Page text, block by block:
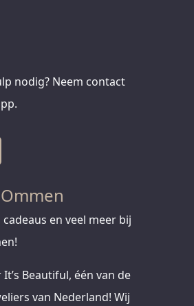
nodig? Neem contact
en veel meer bij
Beautiful, één van de
van Nederland! Wij